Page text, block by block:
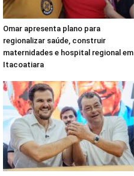
Omar apresenta plano para
regionalizar saúde, construir
maternidades e hospital regional em
Itacoatiara